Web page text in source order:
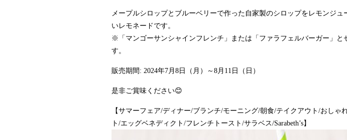
メープルシロップとブルーベリーで作った自家製のシロップをレモンジ
いレモネードです。
※「マンゴーサンシャインフレンチ」または「ファラフェルバーガー」
す。
販売期間: 2024年7月8日（月）～8月11日（日）
是非ご賞味ください😊
【サマーフェア/ディナー/ブランチ/モーニング/朝食/テイクアウト/おし
ト/エッグベネディクト/フレンチトースト/サラベス/Sarabeth’s】